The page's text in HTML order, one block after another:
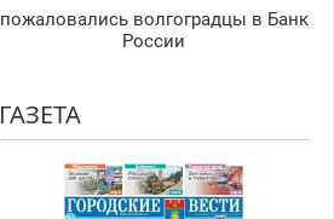
пожаловались волгоградцы в Банк
России
ГАЗЕТА